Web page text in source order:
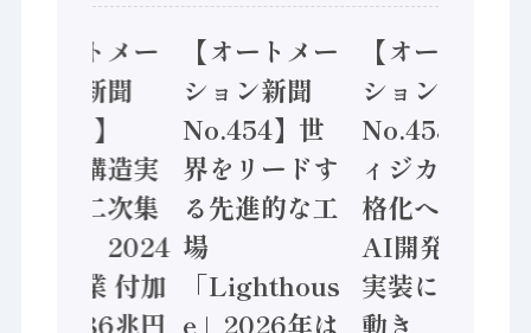
【オートメー
ション新聞
No.455】
「経済構造実
態調査二次集
計結果」2024
年製造業 付加
価値額86兆円
【オートメー
ション新聞
No.454】世
界をリードす
る先進的な工
場
「Lighthous
e」2026年は
【オートメー
ション新聞
No.453】フ
ィジカルAI本
格化へ 国産
AI開発や社会
実装に活発な
動き